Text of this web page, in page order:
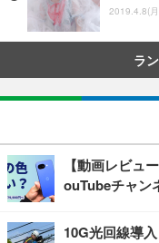
2019.4.8(
ラ
【動画レビュ
ouTubeチャン
10G光回線導